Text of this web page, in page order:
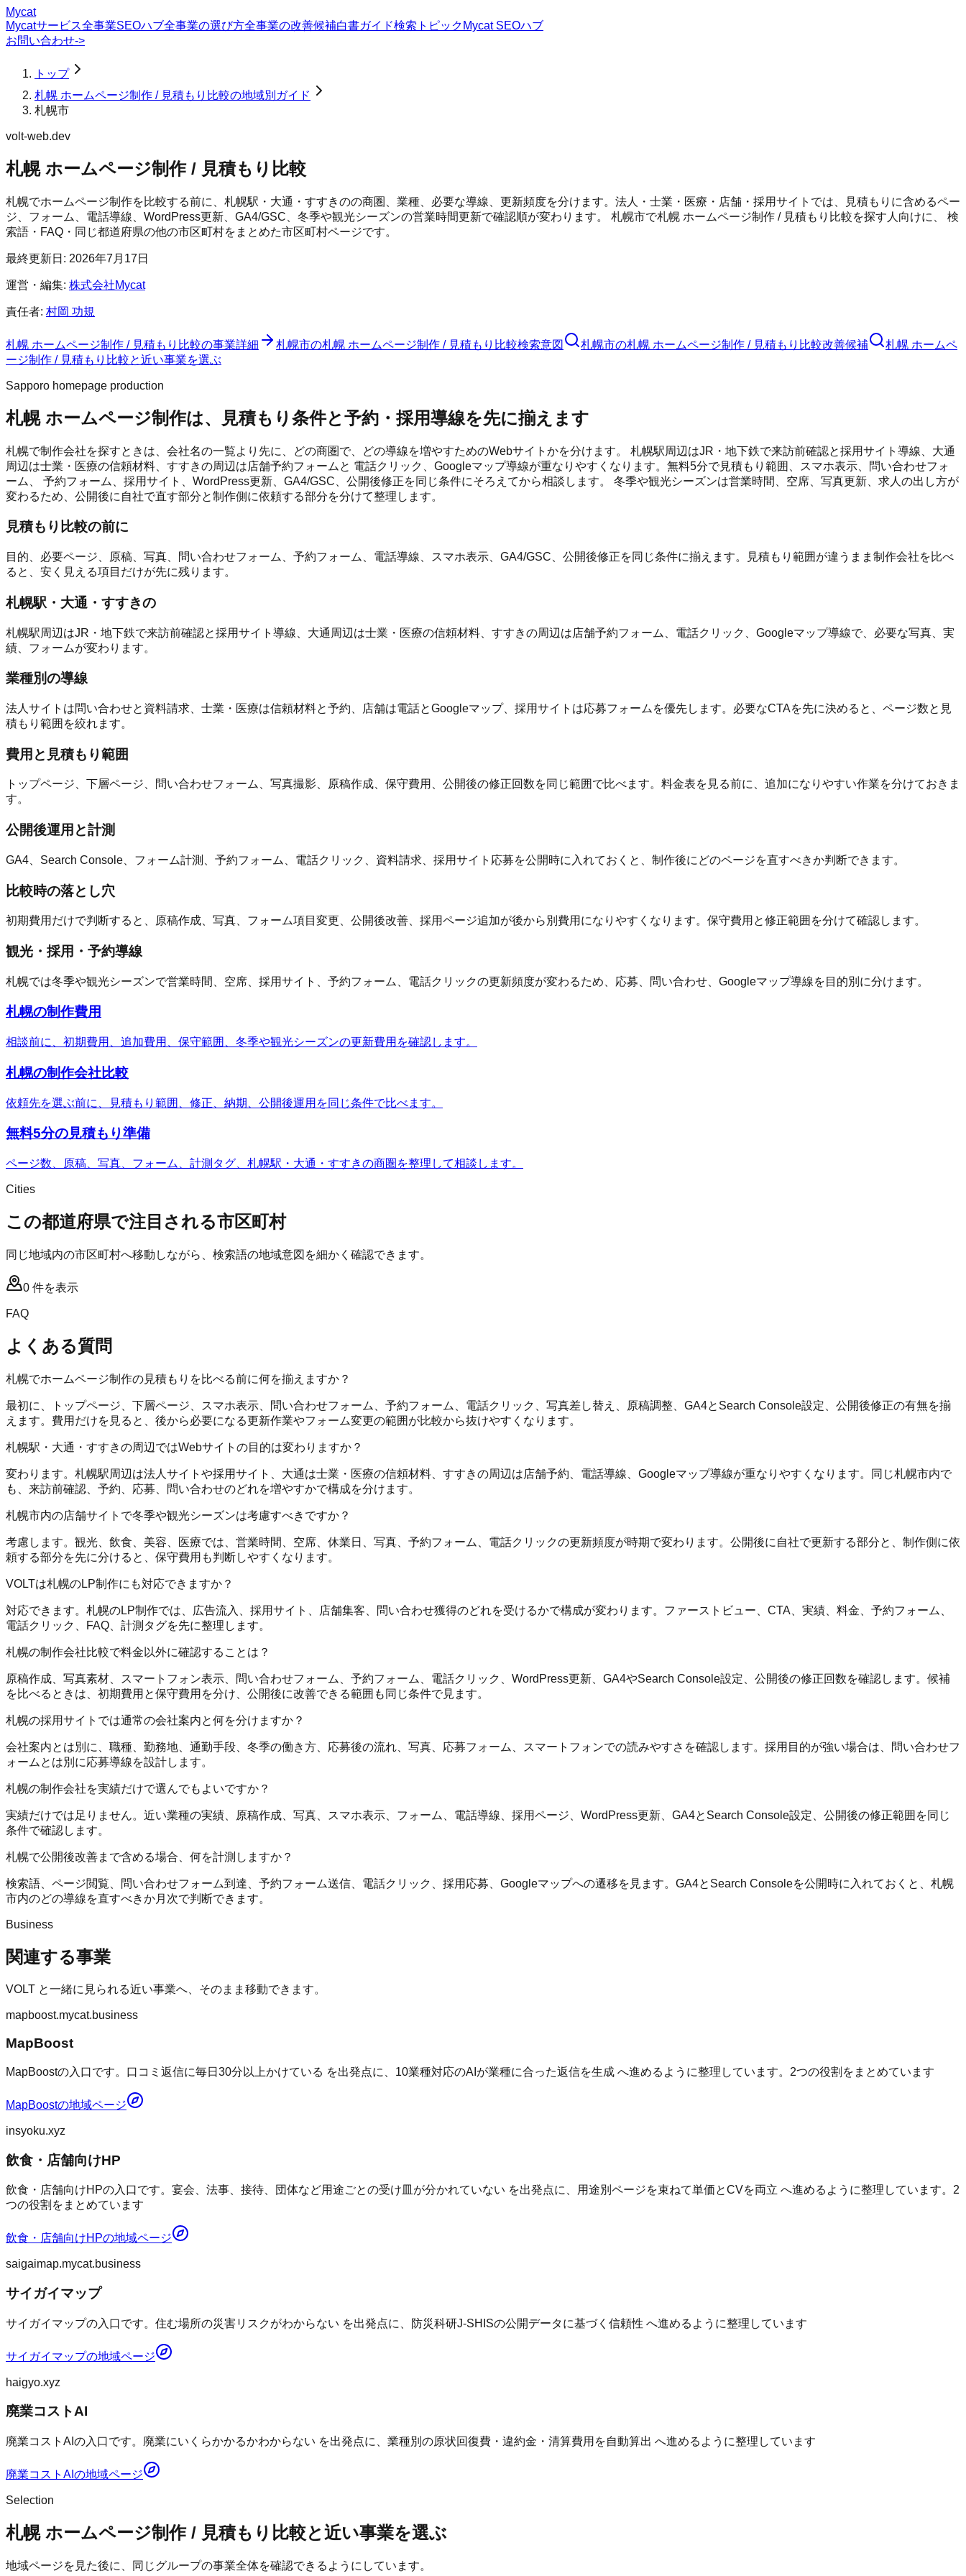
Mycat
Mycatサービス全事業SEOハブ全事業の選び方全事業の改善候補白書ガイド検索トピック Mycat SEOハブ
お問い合わせ->
トップ
札幌 ホームページ制作 / 見積もり比較の地域別ガイド
札幌市
volt-web.dev
札幌 ホームページ制作 / 見積もり比較
札幌でホームページ制作を比較する前に、札幌駅・大通・すすきのの商圏、業種、必要な導線、更新頻度を分けます。法人・士業・医療・店舗・採用サイトでは、見積もりに含めるペー
ジ、フォーム、電話導線、WordPress更新、GA4/GSC、冬季や観光シーズンの営業時間更新で確認順が変わります。 札幌市で札幌 ホームページ制作 / 見積もり比較を探す人向けに、 検
索語・FAQ・同じ都道府県の他の市区町村をまとめた市区町村ページです。
最終更新日: 2026年7月17日
運営・編集: 株式会社Mycat
責任者: 村岡 功規
札幌 ホームページ制作 / 見積もり比較の事業詳細 札幌市の札幌 ホームページ制作 / 見積もり比較検索意図 札幌市の札幌 ホームページ制作 / 見積もり比較改善候補
札幌 ホームペ
ージ制作 / 見積もり比較と近い事業を選ぶ
Sapporo homepage production
札幌 ホームページ制作は、見積もり条件と予約・採用導線を先に揃えます
札幌で制作会社を探すときは、会社名の一覧より先に、どの商圏で、どの導線を増やすためのWebサイトかを分けます。 札幌駅周辺はJR・地下鉄で来訪前確認と採用サイト導線、大通
周辺は士業・医療の信頼材料、すすきの周辺は店舗予約フォームと 電話クリック、Googleマップ導線が重なりやすくなります。無料5分で見積もり範囲、スマホ表示、問い合わせフォ
ーム、 予約フォーム、採用サイト、WordPress更新、GA4/GSC、公開後修正を同じ条件にそろえてから相談します。 冬季や観光シーズンは営業時間、空席、写真更新、求人の出し方が
変わるため、公開後に自社で直す部分と制作側に依頼する部分を分けて整理します。
見積もり比較の前に
目的、必要ページ、原稿、写真、問い合わせフォーム、予約フォーム、電話導線、スマホ表示、GA4/GSC、公開後修正を同じ条件に揃えます。見積もり範囲が違うまま制作会社を比べ
ると、安く見える項目だけが先に残ります。
札幌駅・大通・すすきの
札幌駅周辺はJR・地下鉄で来訪前確認と採用サイト導線、大通周辺は士業・医療の信頼材料、すすきの周辺は店舗予約フォーム、電話クリック、Googleマップ導線で、必要な写真、実
績、フォームが変わります。
業種別の導線
法人サイトは問い合わせと資料請求、士業・医療は信頼材料と予約、店舗は電話とGoogleマップ、採用サイトは応募フォームを優先します。必要なCTAを先に決めると、ページ数と見
積もり範囲を絞れます。
費用と見積もり範囲
トップページ、下層ページ、問い合わせフォーム、写真撮影、原稿作成、保守費用、公開後の修正回数を同じ範囲で比べます。料金表を見る前に、追加になりやすい作業を分けておきま
す。
公開後運用と計測
GA4、Search Console、フォーム計測、予約フォーム、電話クリック、資料請求、採用サイト応募を公開時に入れておくと、制作後にどのページを直すべきか判断できます。
比較時の落とし穴
初期費用だけで判断すると、原稿作成、写真、フォーム項目変更、公開後改善、採用ページ追加が後から別費用になりやすくなります。保守費用と修正範囲を分けて確認します。
観光・採用・予約導線
札幌では冬季や観光シーズンで営業時間、空席、採用サイト、予約フォーム、電話クリックの更新頻度が変わるため、応募、問い合わせ、Googleマップ導線を目的別に分けます。
札幌の制作費用
相談前に、初期費用、追加費用、保守範囲、冬季や観光シーズンの更新費用を確認します。
札幌の制作会社比較
依頼先を選ぶ前に、見積もり範囲、修正、納期、公開後運用を同じ条件で比べます。
無料5分の見積もり準備
ページ数、原稿、写真、フォーム、計測タグ、札幌駅・大通・すすきの商圏を整理して相談します。
Cities
この都道府県で注目される市区町村
同じ地域内の市区町村へ移動しながら、検索語の地域意図を細かく確認できます。
0 件を表示
FAQ
よくある質問
札幌でホームページ制作の見積もりを比べる前に何を揃えますか？
最初に、トップページ、下層ページ、スマホ表示、問い合わせフォーム、予約フォーム、電話クリック、写真差し替え、原稿調整、GA4とSearch Console設定、公開後修正の有無を揃
えます。費用だけを見ると、後から必要になる更新作業やフォーム変更の範囲が比較から抜けやすくなります。
札幌駅・大通・すすきの周辺ではWebサイトの目的は変わりますか？
変わります。札幌駅周辺は法人サイトや採用サイト、大通は士業・医療の信頼材料、すすきの周辺は店舗予約、電話導線、Googleマップ導線が重なりやすくなります。同じ札幌市内で
も、来訪前確認、予約、応募、問い合わせのどれを増やすかで構成を分けます。
札幌市内の店舗サイトで冬季や観光シーズンは考慮すべきですか？
考慮します。観光、飲食、美容、医療では、営業時間、空席、休業日、写真、予約フォーム、電話クリックの更新頻度が時期で変わります。公開後に自社で更新する部分と、制作側に依
頼する部分を先に分けると、保守費用も判断しやすくなります。
VOLTは札幌のLP制作にも対応できますか？
対応できます。札幌のLP制作では、広告流入、採用サイト、店舗集客、問い合わせ獲得のどれを受けるかで構成が変わります。ファーストビュー、CTA、実績、料金、予約フォーム、
電話クリック、FAQ、計測タグを先に整理します。
札幌の制作会社比較で料金以外に確認することは？
原稿作成、写真素材、スマートフォン表示、問い合わせフォーム、予約フォーム、電話クリック、WordPress更新、GA4やSearch Console設定、公開後の修正回数を確認します。候補
を比べるときは、初期費用と保守費用を分け、公開後に改善できる範囲も同じ条件で見ます。
札幌の採用サイトでは通常の会社案内と何を分けますか？
会社案内とは別に、職種、勤務地、通勤手段、冬季の働き方、応募後の流れ、写真、応募フォーム、スマートフォンでの読みやすさを確認します。採用目的が強い場合は、問い合わせフ
ォームとは別に応募導線を設計します。
札幌の制作会社を実績だけで選んでもよいですか？
実績だけでは足りません。近い業種の実績、原稿作成、写真、スマホ表示、フォーム、電話導線、採用ページ、WordPress更新、GA4とSearch Console設定、公開後の修正範囲を同じ
条件で確認します。
札幌で公開後改善まで含める場合、何を計測しますか？
検索語、ページ閲覧、問い合わせフォーム到達、予約フォーム送信、電話クリック、採用応募、Googleマップへの遷移を見ます。GA4とSearch Consoleを公開時に入れておくと、札幌
市内のどの導線を直すべきか月次で判断できます。
Business
関連する事業
VOLT と一緒に見られる近い事業へ、そのまま移動できます。
mapboost.mycat.business
MapBoost
MapBoostの入口です。口コミ返信に毎日30分以上かけている を出発点に、10業種対応のAIが業種に合った返信を生成 へ進めるように整理しています。2つの役割をまとめています
MapBoostの地域ページ
insyoku.xyz
飲食・店舗向けHP
飲食・店舗向けHPの入口です。宴会、法事、接待、団体など用途ごとの受け皿が分かれていない を出発点に、用途別ページを束ねて単価とCVを両立 へ進めるように整理しています。2
つの役割をまとめています
飲食・店舗向けHPの地域ページ
saigaimap.mycat.business
サイガイマップ
サイガイマップの入口です。住む場所の災害リスクがわからない を出発点に、防災科研J-SHISの公開データに基づく信頼性 へ進めるように整理しています
サイガイマップの地域ページ
haigyo.xyz
廃業コストAI
廃業コストAIの入口です。廃業にいくらかかるかわからない を出発点に、業種別の原状回復費・違約金・清算費用を自動算出 へ進めるように整理しています
廃業コストAI の地域ページ
Selection
札幌 ホームページ制作 / 見積もり比較と近い事業を選ぶ
地域ページを見た後に、同じグループの事業全体を確認できるようにしています。